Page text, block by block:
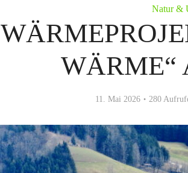
Natur &
WÄRME“
11. Mai 2026 280